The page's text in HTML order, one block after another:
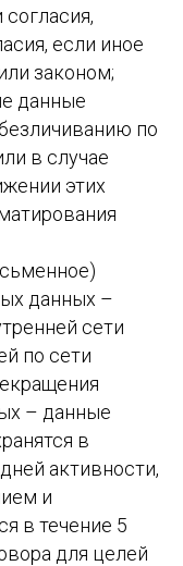
если иное
законом;
данные
по
в случае
этих
данных –
сети
по сети
– данные
в
активности,
и
в течение 5
для целей